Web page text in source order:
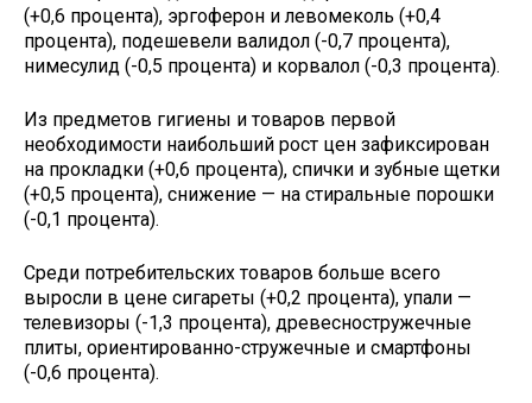
(+0,6 процента), эргоферон и левомеколь (+0,4
процента), подешевели валидол (-0,7 процента),
нимесулид (-0,5 процента) и корвалол (-0,3 процента).
Из предметов гигиены и товаров первой
необходимости наибольший рост цен зафиксирован
на прокладки (+0,6 процента), спички и зубные щетки
(+0,5 процента), снижение — на стиральные порошки
(-0,1 процента).
Среди потребительских товаров больше всего
выросли в цене сигареты (+0,2 процента), упали —
телевизоры (-1,3 процента), древесностружечные
плиты, ориентированно-стружечные и смартфоны
(-0,6 процента).